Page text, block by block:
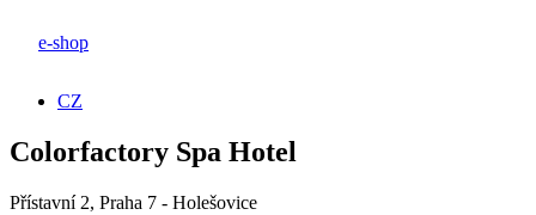
e-shop
CZ
Colorfactory Spa Hotel
Přístavní 2, Praha 7 - Holešovice